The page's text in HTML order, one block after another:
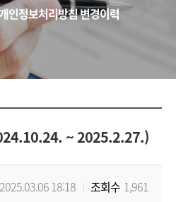
기
인정보처리방침 변경이력
~ 2025.2.27.)
2025.03.06 18:18 조회수 1,961